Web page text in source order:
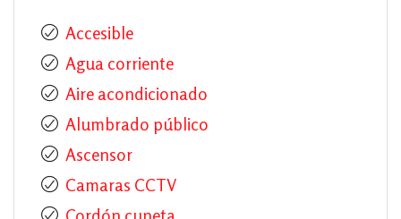
Accesible
Agua corriente
Aire acondicionado
Alumbrado público
Ascensor
Camaras CCTV
Cordón cuneta